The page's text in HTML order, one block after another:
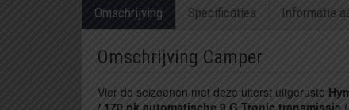
Omschrijving Specificaties Informatie
Omschrijving Camper
Vier de seizoenen met deze uiterst uitgeruste
/ 170 pk automatische 9 G Tronic transmissie